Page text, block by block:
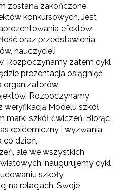
zostaną zakończone
konkursowych. Jest
efektów
oraz przedstawienia
nauczycieli
Rozpoczynamy zatem cykl
prezentacja osiągnięć
organizatorów
Rozpoczynamy
weryfikacją Modelu szkół
marki szkół ćwiczeń. Biorąc
epidemiczny i wyzwania,
dzień,
ale we wszystkich
inaugurujemy cykl
szkoły
na relacjach. Swoje